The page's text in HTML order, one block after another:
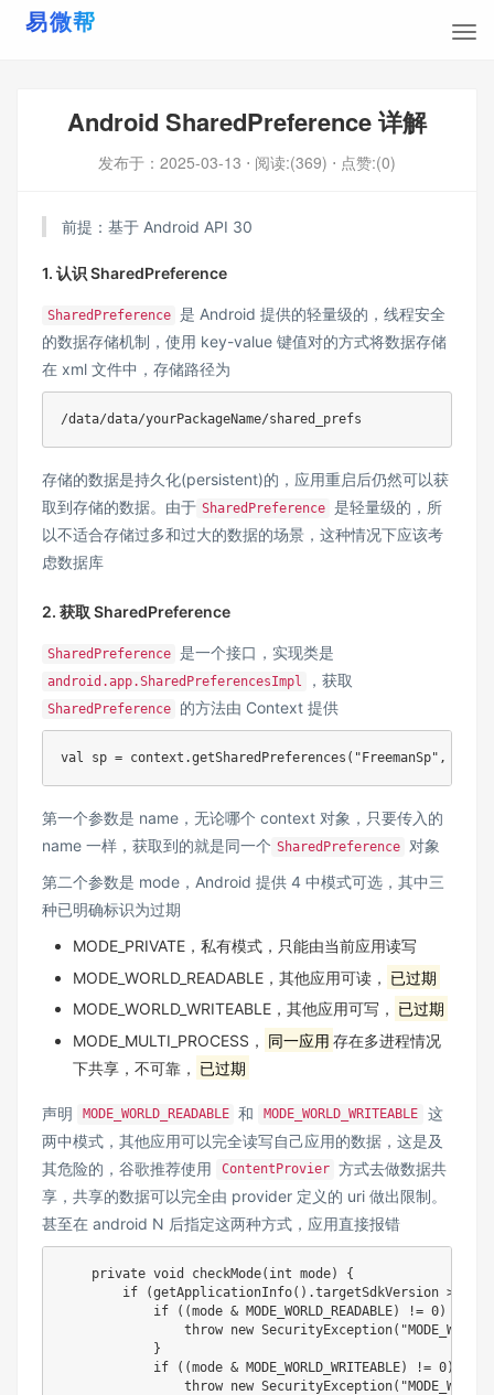
Android SharedPreference 详解
发布于： 2025-03-13 ⋅ 阅读:(369) ⋅ 点赞:(0)
前提：基于 Android API 30
1. 认识 SharedPreference
SharedPreference 是 Android 提供的轻量级的，线程安全
的数据存储机制，使用 key-value 键值对的方式将数据存储
在 xml 文件中，存储路径为
/data/data/yourPackageName/
存储的数据是持久化(persistent)的，应用重启后仍然可以获
取到存储的数据。由于 SharedPreference 是轻量级的，所
以不适合存储过多和过大的数据的场景，这种情况下应该考
虑数据库
2. 获取 SharedPreference
SharedPreference 是一个接口，实现类是
android.app.SharedPreferencesImpl ，获取
SharedPreference 的方法由 Context 提供
val sp = context .getSharedPreferences ( "FreemanSp" ,
第一个参数是 name，无论哪个 context 对象，只要传入的
name 一样，获取到的就是同一个 SharedPreference
对象
第二个参数是 mode，Android 提供 4 中模式可选，其中三
种已明确标识为过期
MODE_PRIVATE，私有模式，只能由当前应用读写
MODE_WORLD_READABLE，其他应用可读， 已过期
MODE_WORLD_WRITEABLE，其他应用可写， 已过期
MODE_MULTI_PROCESS， 同一应用 存在多进程情况
下共享，不可靠， 已过期
声明 MODE_WORLD_READABLE 和 MODE_WORLD_WRITEABLE
这
两中模式，其他应用可以完全读写自己应用的数据，这是及
其危险的，谷歌推荐使用
ContentProvier 方式去做数据共
享，共享的数据可以完全由 provider 定义的 uri 做出限制。
甚至在 android N 后指定这两种方式，应用直接报错
private void checkMode( int mode)
{
if
(getApplicationInfo( ) .targetSdkVersion >=
if
( (mode & MODE_WORLD_READABLE) != 0)
throw new SecurityException(
}
if
( (mode & MODE_WORLD_WRITEABLE) != 0)
throw new SecurityException(